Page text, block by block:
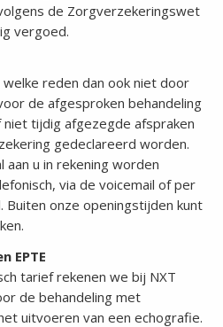
de Zorgverzekeringswet
vergoed.
reden dan ook niet door
de afgesproken behandeling
tijdig afgezegde afspraken
gedeclareerd worden.
u in rekening worden
via de voicemail of per
Buiten onze openingstijden kunt
EPTE
tarief rekenen we bij NXT
de behandeling met
uitvoeren van een echografie.